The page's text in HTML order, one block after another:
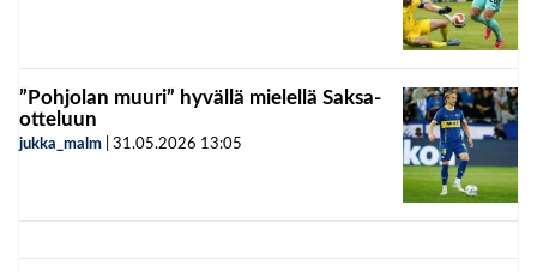
”Pohjolan muuri” hyvällä mielellä Saksa-
otteluun
jukka_malm 31.05.2026 13:05